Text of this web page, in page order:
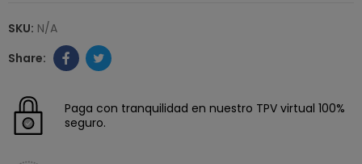
SKU: N/A
Paga con tranquilidad en nuestro TPV virtual 100%
seguro.